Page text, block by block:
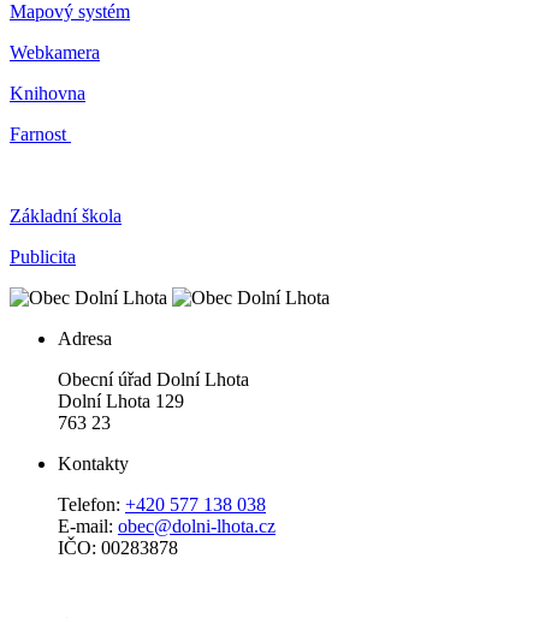
Mapový systém
Webkamera
Knihovna
Farnost
Základní škola
Publicita
Adresa
Obecní úřad Dolní Lhota
Dolní Lhota 129
763 23
Kontakty
Telefon: +420 577 138 038
E-mail: obec@dolni-lhota.cz
IČO: 00283878